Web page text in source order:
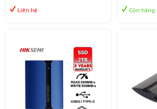
Liên hệ Còn hàng